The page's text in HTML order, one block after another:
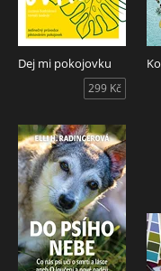
Dej mi pokojovku
299 Kč